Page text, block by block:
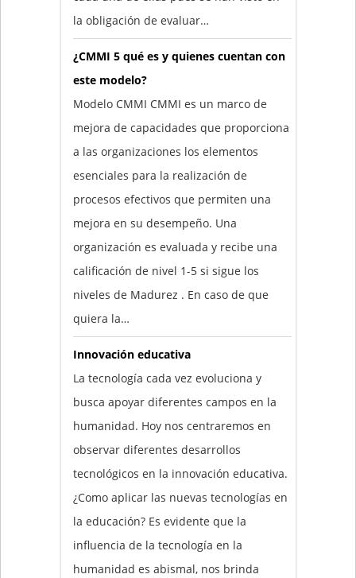
la obligación de evaluar…
¿CMMI 5 qué es y quienes cuentan con
este modelo?
Modelo CMMI CMMI es un marco de
mejora de capacidades que proporciona
a las organizaciones los elementos
esenciales para la realización de
procesos efectivos que permiten una
mejora en su desempeño. Una
organización es evaluada y recibe una
calificación de nivel 1-5 si sigue los
niveles de Madurez . En caso de que
quiera la…
Innovación educativa
La tecnología cada vez evoluciona y
busca apoyar diferentes campos en la
humanidad. Hoy nos centraremos en
observar diferentes desarrollos
tecnológicos en la innovación educativa.
¿Como aplicar las nuevas tecnologías en
la educación? Es evidente que la
influencia de la tecnología en la
humanidad es abismal, nos brinda